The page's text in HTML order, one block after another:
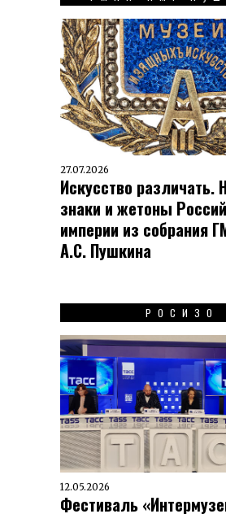
27.07.2026
Искусство различать.
знаки и жетоны
империи из собрания
А.С. Пушкина
РОСИЗО
12.05.2026
Фестиваль